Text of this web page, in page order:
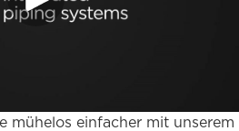
mühelos einfacher mit unserem